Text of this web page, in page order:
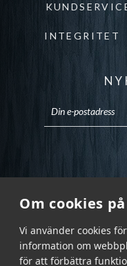
Om cookies
Vi använder cookies
information om
för att förbättra
INTEGRITET